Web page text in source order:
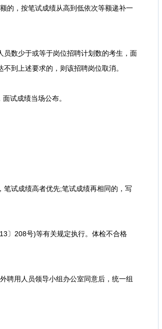
的，按笔试成绩从高到低依次等额递补一
数少于或等于岗位招聘计划数的考生，面
到上述要求的，则该招聘岗位取消。
试成绩当场公布。
试成绩高者优先;笔试成绩再相同的，写
〕208号)等有关规定执行。体检不合格
用人员领导小组办公室同意后，统一组